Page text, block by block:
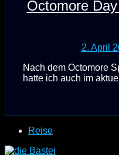
Octomore
2. April
Nach dem Octomore
hatte ich auch im
Reise